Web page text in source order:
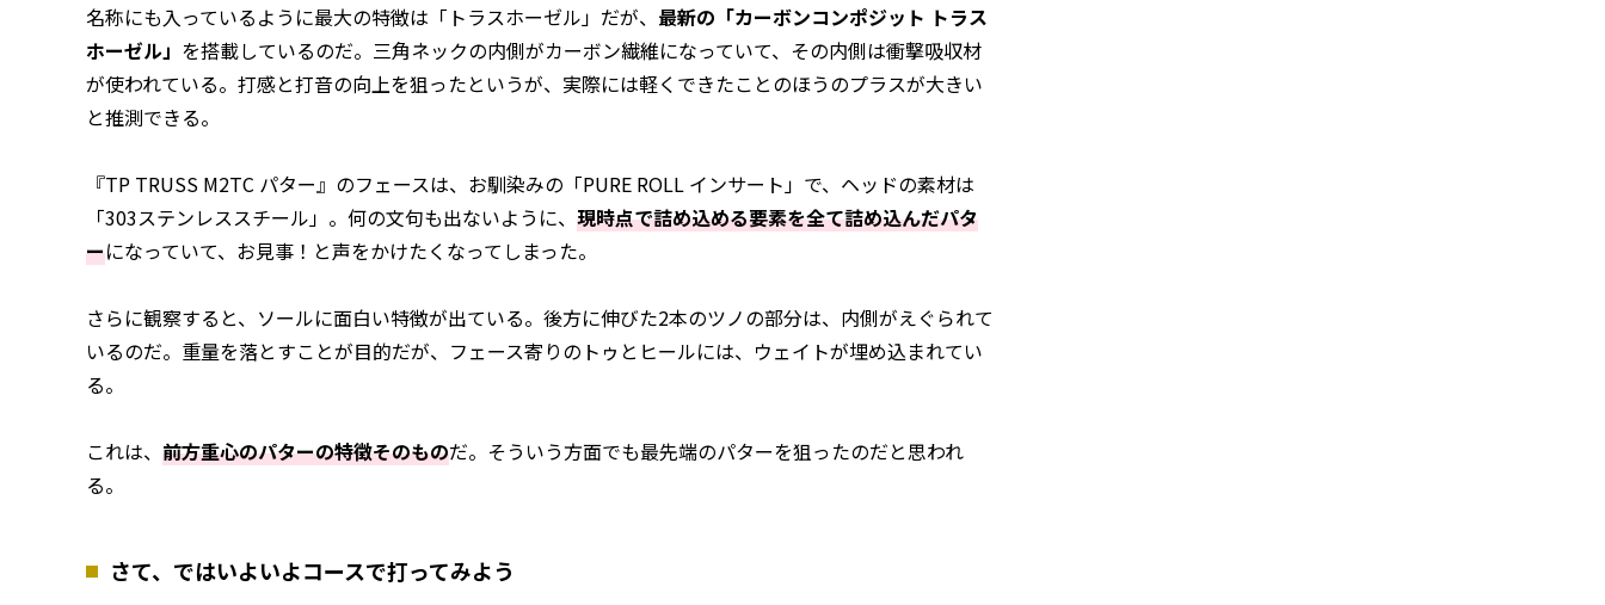
名称にも入っているように最大の特徴は「トラスホーゼル」だが、 最新の「カーボンコンポジット トラス
ホーゼル」 を搭載しているのだ。三角ネックの内側がカーボン繊維になっていて、その内側は衝撃吸収材
が使われている。打感と打音の向上を狙ったというが、実際には軽くできたことのほうのプラスが大きい
と推測できる。
『TP TRUSS M2TC パター』のフェースは、お馴染みの「PURE ROLL インサート」で、ヘッドの素材は
「303ステンレススチール」。何の文句も出ないように、 現時点で詰め込める要素を全て詰め込んだパタ
ーになっていて、お見事！と声をかけたくなってしまった。
さらに観察すると、ソールに面白い特徴が出ている。後方に伸びた2本のツノの部分は、内側がえぐられて
いるのだ。重量を落とすことが目的だが、フェース寄りのトゥとヒールには、ウェイトが埋め込まれてい
る。
これは、 前方重心のパターの特徴そのものだ。そういう方面でも最先端のパターを狙ったのだと思われ
る。
さて、ではいよいよコースで打ってみよう